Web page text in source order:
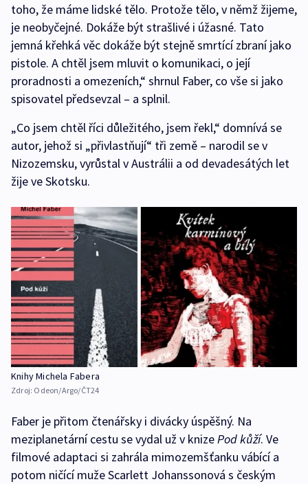
toho, že máme lidské tělo. Protože tělo, v němž žijeme,
je neobyčejné. Dokáže být strašlivé i úžasné. Tato
jemná křehká věc dokáže být stejně smrtící zbraní jako
pistole. A chtěl jsem mluvit o komunikaci, o její
proradnosti a omezeních,“ shrnul Faber, co vše si jako
spisovatel předsevzal – a splnil.
„Co jsem chtěl říci důležitého, jsem řekl,“ domnívá se
autor, jehož si „přivlastňují“ tři země – narodil se v
Nizozemsku, vyrůstal v Austrálii a od devadesátých let
žije ve Skotsku.
Knihy Michela Fabera
Zdroj: Odeon/Argo/ČT24
Faber je přitom čtenářsky i divácky úspěšný. Na
meziplanetární cestu se vydal už v knizePod kůží. Ve
filmové adaptaci si zahrála mimozemšťanku vábící a
potom ničící muže Scarlett Johanssonová s českým